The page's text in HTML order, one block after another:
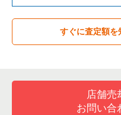
バーの居抜き売却物件の案
居酒屋・ダイニングバーの
洋食の居抜き売却物件の案
東大阪市の飲食店の居抜き
吹田市の飲食店の居抜き売
大阪市東住吉区の飲食店の
大阪府のテイクアウトの居
大阪府のお弁当・惣菜・デ
大阪府のバーの居抜き売却
すぐに査定額を
店舗売
お問い合